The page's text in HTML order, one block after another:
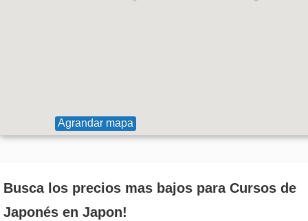
Agrandar mapa
Busca los precios mas bajos para Cursos de
Japonés en Japon!